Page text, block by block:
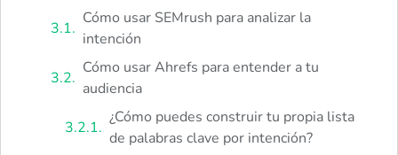
Cómo usar SEMrush para analizar la
intención
Cómo usar Ahrefs para entender a tu
audiencia
¿Cómo puedes construir tu propia lista
de palabras clave por intención?